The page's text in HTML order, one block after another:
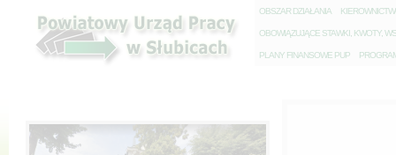
OBSZAR DZIAŁANIA K
OBOWIĄZUJĄCE STAWKI, KWOTY,
PLANY FINANSOWE PUP P